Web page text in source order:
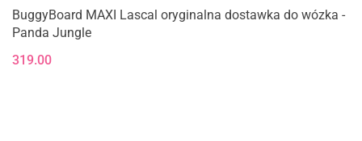
BuggyBoard MAXI Lascal oryginalna dostawka do wózka -
Panda Jungle
319.00